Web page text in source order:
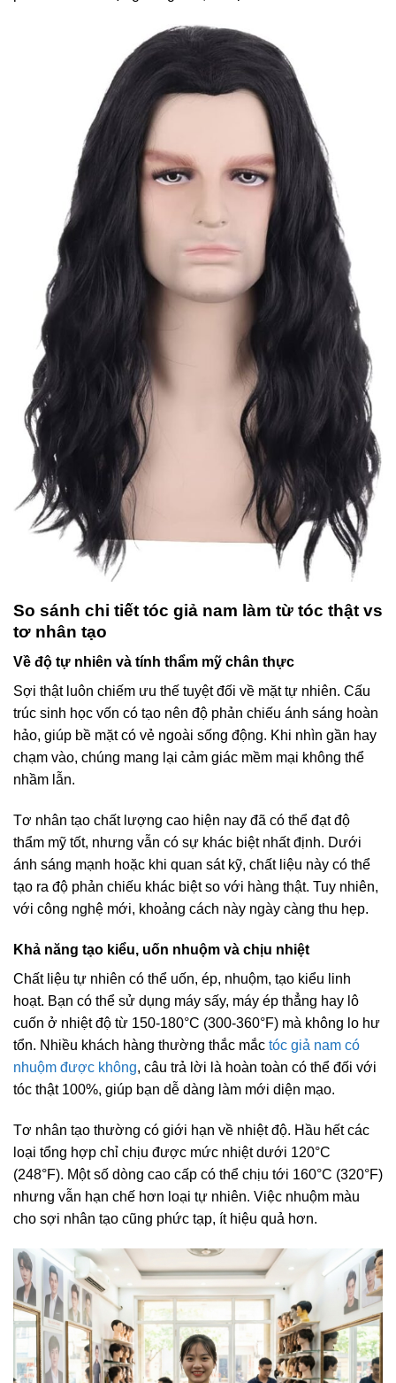
So sánh chi tiết tóc giả nam làm từ tóc thật vs
tơ nhân tạo
Về độ tự nhiên và tính thẩm mỹ chân thực
Sợi thật luôn chiếm ưu thế tuyệt đối về mặt tự nhiên. Cấu
trúc sinh học vốn có tạo nên độ phản chiếu ánh sáng hoàn
hảo, giúp bề mặt có vẻ ngoài sống động. Khi nhìn gần hay
chạm vào, chúng mang lại cảm giác mềm mại không thể
nhầm lẫn.
Tơ nhân tạo chất lượng cao hiện nay đã có thể đạt độ
thẩm mỹ tốt, nhưng vẫn có sự khác biệt nhất định. Dưới
ánh sáng mạnh hoặc khi quan sát kỹ, chất liệu này có thể
tạo ra độ phản chiếu khác biệt so với hàng thật. Tuy nhiên,
với công nghệ mới, khoảng cách này ngày càng thu hẹp.
Khả năng tạo kiểu, uốn nhuộm và chịu nhiệt
Chất liệu tự nhiên có thể uốn, ép, nhuộm, tạo kiểu linh
hoạt. Bạn có thể sử dụng máy sấy, máy ép thẳng hay lô
cuốn ở nhiệt độ từ 150-180°C (300-360°F) mà không lo hư
tổn. Nhiều khách hàng thường thắc mắc tóc giả nam có
nhuộm được không, câu trả lời là hoàn toàn có thể đối với
tóc thật 100%, giúp bạn dễ dàng làm mới diện mạo.
Tơ nhân tạo thường có giới hạn về nhiệt độ. Hầu hết các
loại tổng hợp chỉ chịu được mức nhiệt dưới 120°C
(248°F). Một số dòng cao cấp có thể chịu tới 160°C (320°F)
nhưng vẫn hạn chế hơn loại tự nhiên. Việc nhuộm màu
cho sợi nhân tạo cũng phức tạp, ít hiệu quả hơn.